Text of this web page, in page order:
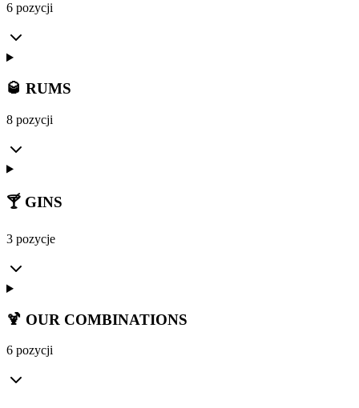
6 pozycji
🥃 RUMS
8 pozycji
🍸 GINS
3 pozycje
🍹 OUR COMBINATIONS
6 pozycji